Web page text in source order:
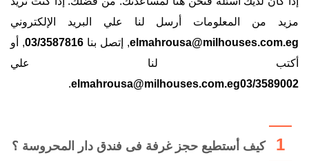
مزيد من المعلومات أرسل لنا علي البريد الإلكتروني
elmahrousa@milhouses.com.eg, إتصل بنا 03/3587816, أو
أكتب لنا علي
elmahrousa@milhouses.com.eg03/3589002
.
1 كيف أستطيع حجز غرفة فى فندق دار المحروسة ؟